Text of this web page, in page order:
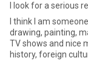
I look for a serious
I think I am
drawing, painting,
TV shows and nice
history, foreign